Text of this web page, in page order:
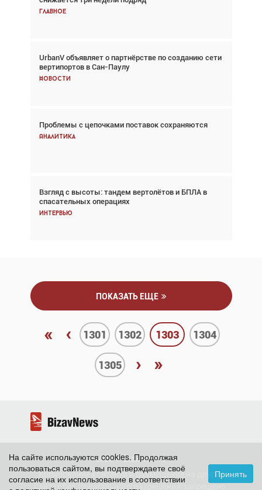
Главное
UrbanV объявляет о партнёрстве по созданию сети
вертипортов в Сан-Паулу
Новости
Проблемы с цепочками поставок сохраняются
Аналитика
Взгляд с высоты: тандем вертолётов и БПЛА в
спасательных операциях
Интервью
Главное
Авиационный фотограф Дэйв Кох: «Фотография
говорит сама за себя... а ИИ всё портит»
Новости
Впервые с 2024 года глобальный трафик
снижается три недели подряд
Частный самолёт – это актив. Подходите к
покупке соответствующим образом
Интервью
ПОКАЗАТЬ ЕЩЕ
« ‹ 1301 1302 1303 1304
1305 › »
2026 ©BizavNews
Копирование контента и размещение на других
сайтах без специального разрешения запрещено.
На сайте используются cookies. Продолжая
пользоваться сайтом, вы подтверждаете своё
согласие на их использование в соответствии
Принять